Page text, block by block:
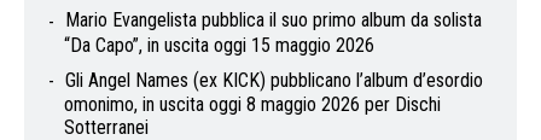
Mario Evangelista pubblica il suo primo album da solista
“Da Capo”, in uscita oggi 15 maggio 2026
Gli Angel Names (ex KICK) pubblicano l’album d’esordio
omonimo, in uscita oggi 8 maggio 2026 per Dischi
Sotterranei